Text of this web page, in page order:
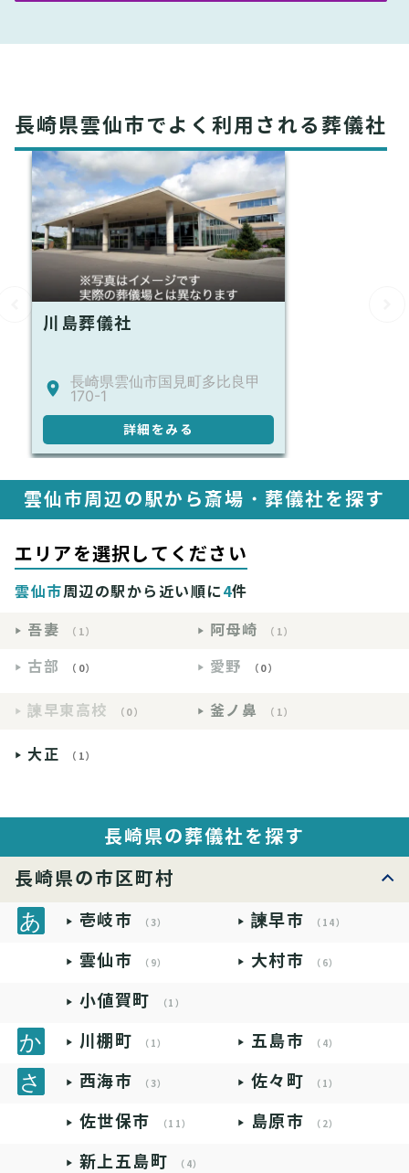
長崎県雲仙市でよく利用される葬儀社
川島葬儀社
長崎県雲仙市国見町多比良甲
170-1
詳細をみる
雲仙市周辺の駅から斎場・葬儀社を探す
エリアを選択してください
雲仙市周辺の駅から近い順に4件
吾妻
（1） 阿母崎 （1）
古部 （0） 愛野 （0）
諫早東高校 （0） 釜ノ鼻 （1）
大正 （1）
長崎県の葬儀社を探す
長崎県の市区町村
壱岐市 （3） 諫早市 （14）
雲仙市 （9） 大村市 （6）
小値賀町 （1）
川棚町 （1） 五島市 （4）
西海市 （3） 佐々町 （1）
佐世保市 （11） 島原市 （2）
新上五島町 （4）